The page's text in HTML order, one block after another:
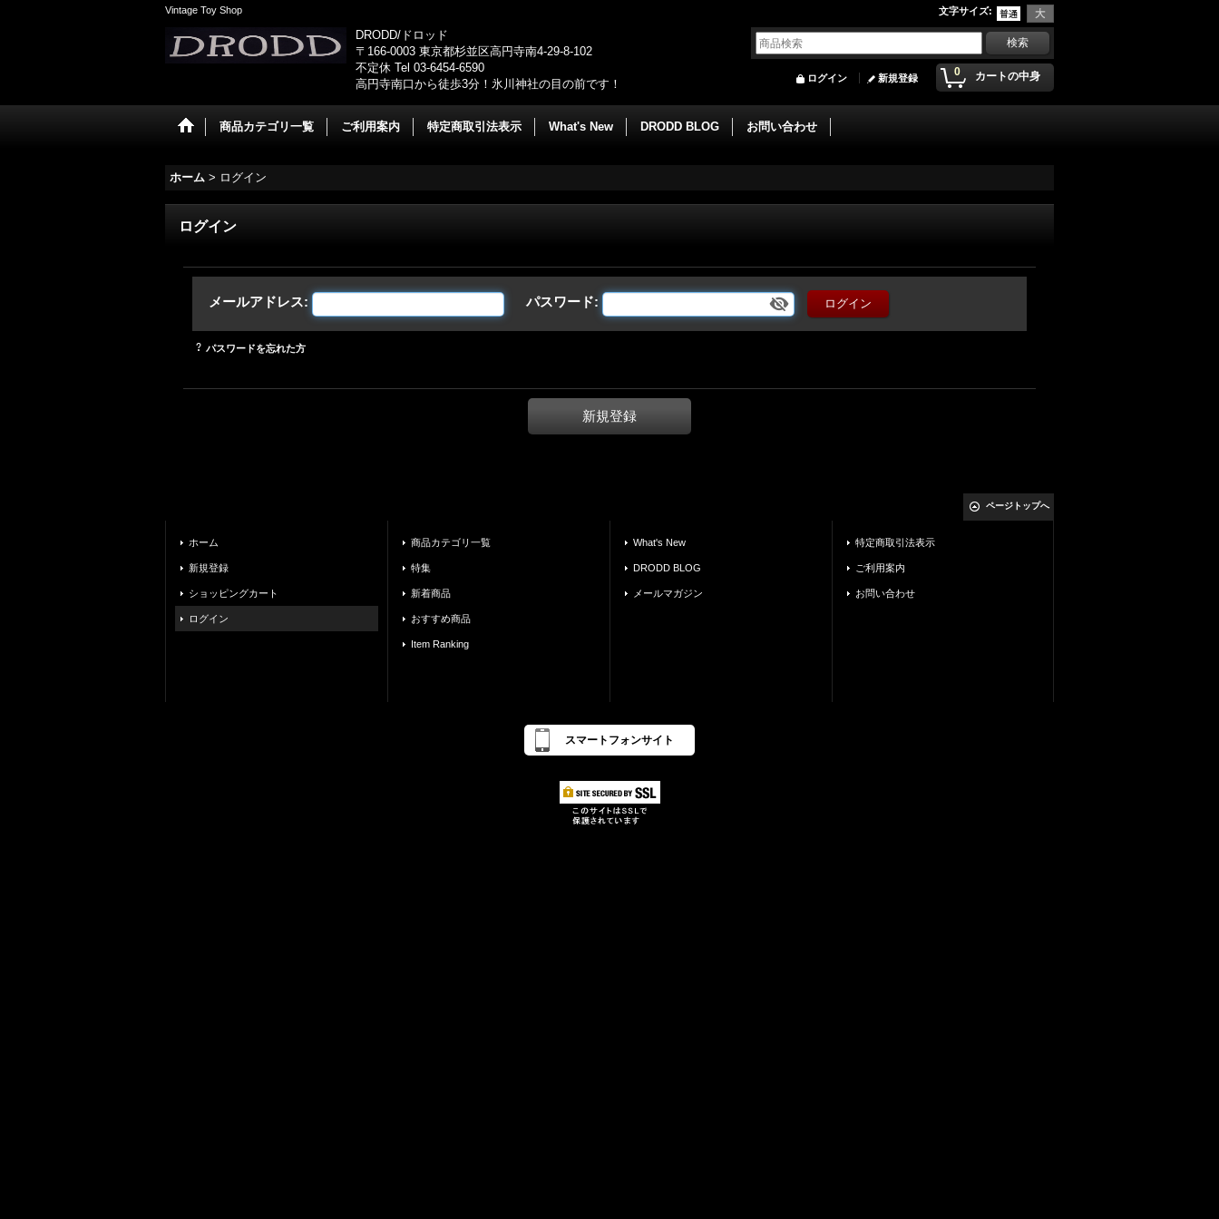
Vintage Toy Shop 文字サイズ:
DRODD/ドロッド
〒166-0003 東京都杉並区高円寺南4-29-8-102
不定休 Tel 03-6454-6590
高円寺南口から徒歩3分！氷川神社の目の前です！
0 カートの中身
ログイン 新規登録
商品カテゴリ一覧 ご利用案内 特定商取引法表示 What's New DRODD BLOG お問い合わせ
ホーム > ログイン
ログイン
メールアドレス: パスワード:
パスワードを忘れた方
新規登録
ページトップへ
ホーム
新規登録
ショッピングカート
ログイン
商品カテゴリ一覧
特集
新着商品
おすすめ商品
Item Ranking
What's New
DRODD BLOG
メールマガジン
特定商取引法表示
ご利用案内
お問い合わせ
スマートフォンサイト